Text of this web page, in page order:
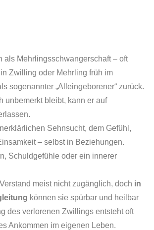
Mehrlingsschwangerschaft – oft
Zwilling oder Mehrling früh im
sogenannter „Alleingeborener“ zurück.
unbemerkt bleibt, kann er auf
Sehnsucht, dem Gefühl,
– selbst in Beziehungen.
Schuldgefühle oder ein innerer
meist nicht zugänglich, doch in
können sie spürbar und heilbar
des verlorenen Zwillings entsteht oft
Ankommen im eigenen Leben.